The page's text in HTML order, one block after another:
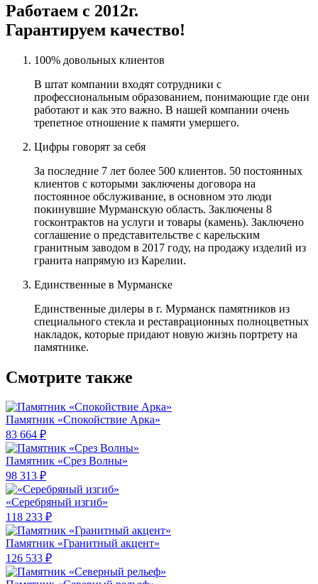
Работаем с 2012г.
Гарантируем качество!
100% довольных клиентов
В штат компании входят сотрудники с
профессиональным образованием, понимающие где они
работают и как это важно. В нашей компании очень
трепетное отношение к памяти умершего.
Цифры говорят за себя
За последние 7 лет более 500 клиентов. 50 постоянных
клиентов с которыми заключены договора на
постоянное обслуживание, в основном это люди
покинувшие Мурманскую область. Заключены 8
госконтрактов на услуги и товары (камень). Заключено
соглашение о представительстве с карельским
гранитным заводом в 2017 году, на продажу изделий из
гранита напрямую из Карелии.
Единственные в Мурманске
Единственные дилеры в г. Мурманск памятников из
специального стекла и реставрационных полноцветных
накладок, которые придают новую жизнь портрету на
памятнике.
Смотрите также
Памятник «Спокойствие Арка»
83 664 ₽
Памятник «Срез Волны»
98 313 ₽
«Серебряный изгиб»
118 233 ₽
Памятник «Гранитный акцент»
126 533 ₽